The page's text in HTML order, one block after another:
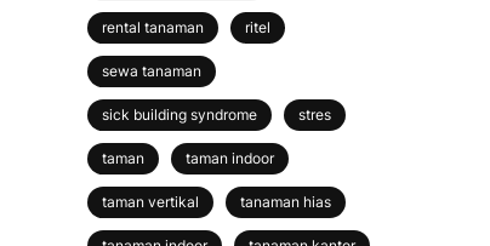
rental tanaman ritel
sewa tanaman
sick building syndrome stres
taman taman indoor
taman vertikal tanaman hias